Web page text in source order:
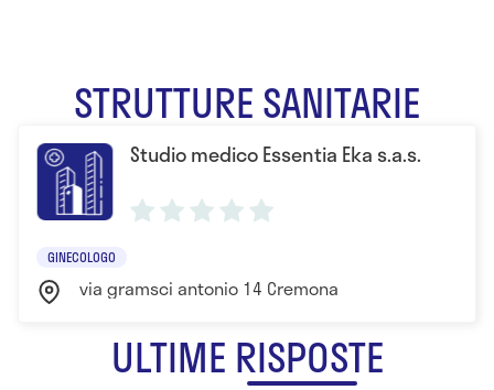
STRUTTURE SANITARIE
Studio medico Essentia Eka s.a.s.
GINECOLOGO
via gramsci antonio 14 Cremona
ULTIME RISPOSTE